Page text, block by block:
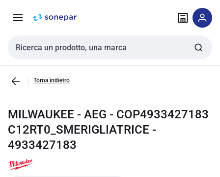
navigazione alla
Cerca input
Torna indietro
MILWAUKEE - AEG - COP4933427183
C12RT0_SMERIGLIATRICE -
4933427183